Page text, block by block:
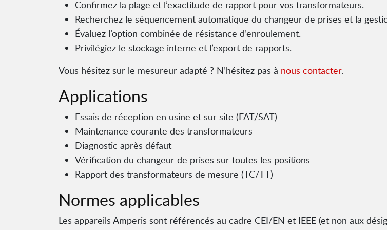
Confirmez la plage et l’exactitude de rapport pour vos transformateurs.
Recherchez le séquencement automatique du changeur de prises et la
Évaluez l’option combinée de résistance d’enroulement.
Privilégiez le stockage interne et l’export de rapports.
Vous hésitez sur le mesureur adapté ? N’hésitez pas à nous contacter.
Applications
Essais de réception en usine et sur site (FAT/SAT)
Maintenance courante des transformateurs
Diagnostic après défaut
Vérification du changeur de prises sur toutes les positions
Rapport des transformateurs de mesure (TC/TT)
Normes applicables
Les appareils Amperis sont référencés au cadre CEI/EN et IEEE (et non aux